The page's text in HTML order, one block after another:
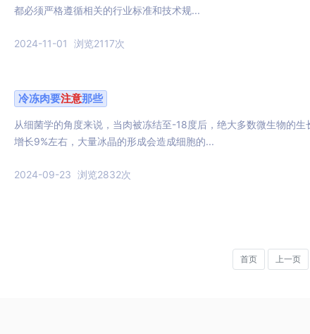
都必须严格遵循相关的行业标准和技术规...
2024-11-01 浏览2117次
冷冻肉要注意那些
从细菌学的角度来说，当肉被冻结至-18度后，绝大多数微生物的
增长9%左右，大量冰晶的形成会造成细胞的...
2024-09-23 浏览2832次
首页 上一页